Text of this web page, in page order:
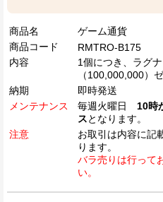
商品名
ゲーム通貨
商品コード
RMTRO-B175
内容
1個につき、ラグ
（100,000,000）
納期
即時発送
メンテナンス
毎週火曜日 10時
スとなります。
注意
お取引は内容に記
ります。
バラ売りは行って
い。